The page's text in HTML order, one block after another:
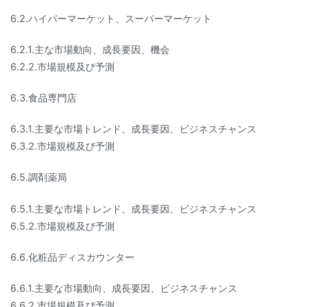
6.2.ハイパーマーケット、スーパーマーケット
6.2.1.主な市場動向、成長要因、機会
6.2.2.市場規模及び予測
6.3.食品専門店
6.3.1.主要な市場トレンド、成長要因、ビジネスチャンス
6.3.2.市場規模及び予測
6.5.調剤薬局
6.5.1.主要な市場トレンド、成長要因、ビジネスチャンス
6.5.2.市場規模及び予測
6.6.化粧品ディスカウンター
6.6.1.主要な市場動向、成長要因、ビジネスチャンス